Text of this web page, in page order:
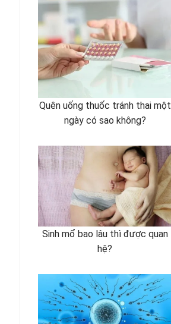
Quên uống thuốc tránh thai một
ngày có sao không?
Sinh mổ bao lâu thì được quan
hệ?